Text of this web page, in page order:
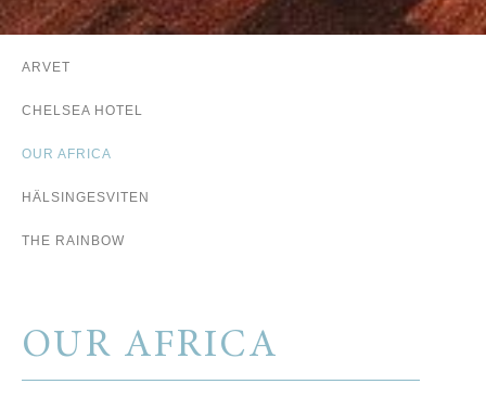
ARVET
CHELSEA HOTEL
OUR AFRICA
HÄLSINGESVITEN
THE RAINBOW
OUR AFRICA